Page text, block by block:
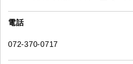
電話
072-370-0717